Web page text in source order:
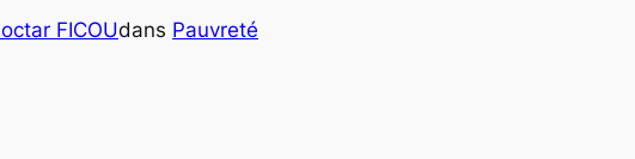
FICOUdans Pauvreté